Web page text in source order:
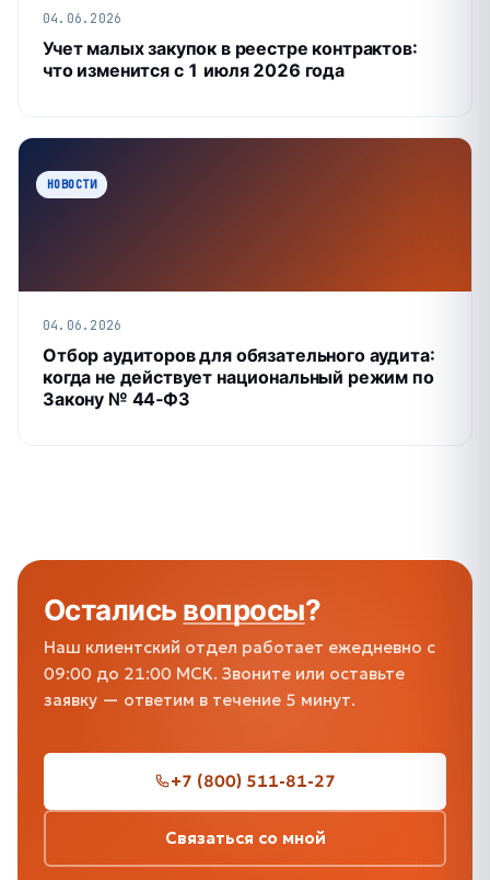
04.06.2026
Учет малых закупок в реестре контрактов:
что изменится с 1 июля 2026 года
НОВОСТИ
04.06.2026
Отбор аудиторов для обязательного аудита:
когда не действует национальный режим по
Закону № 44‑ФЗ
Осталисьвопросы?
Наш клиентский отдел работает ежедневно с
09:00 до 21:00 МСК. Звоните или оставьте
заявку — ответим в течение 5 минут.
+7 (800) 511-81-27
Связаться со мной